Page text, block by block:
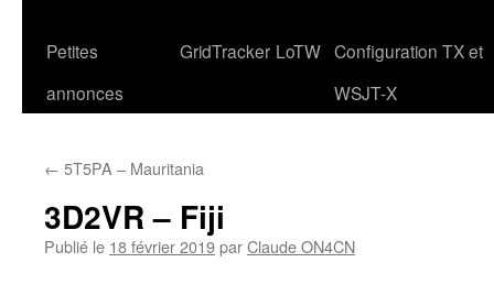
Petites
annonces
GridTracker LoTW Configuration TX et
WSJT-X
← 5T5PA – Mauritania
3D2VR – Fiji
Publié le 18 février 2019parClaude ON4CN